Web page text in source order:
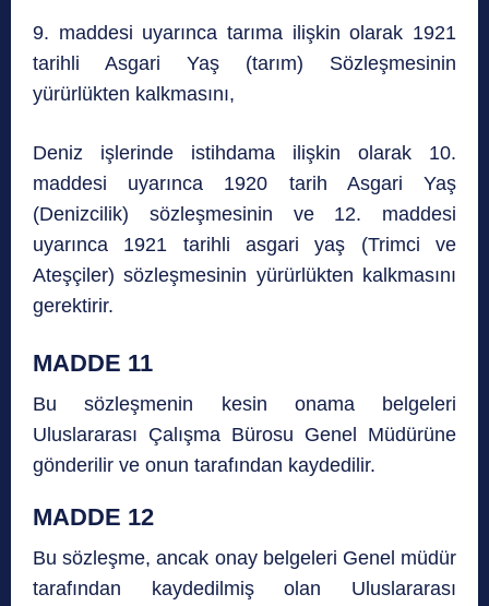
9. maddesi uyarınca tarıma ilişkin olarak 1921
tarihli Asgari Yaş (tarım) Sözleşmesinin
yürürlükten kalkmasını,
Deniz işlerinde istihdama ilişkin olarak 10.
maddesi uyarınca 1920 tarih Asgari Yaş
(Denizcilik) sözleşmesinin ve 12. maddesi
uyarınca 1921 tarihli asgari yaş (Trimci ve
Ateşçiler) sözleşmesinin yürürlükten kalkmasını
gerektirir.
MADDE 11
Bu sözleşmenin kesin onama belgeleri
Uluslararası Çalışma Bürosu Genel Müdürüne
gönderilir ve onun tarafından kaydedilir.
MADDE 12
Bu sözleşme, ancak onay belgeleri Genel müdür
tarafından kaydedilmiş olan Uluslararası